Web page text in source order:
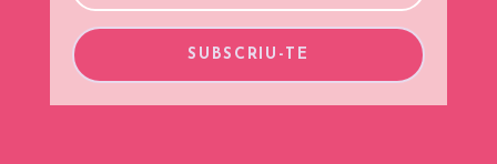
SUBSCRIU-TE